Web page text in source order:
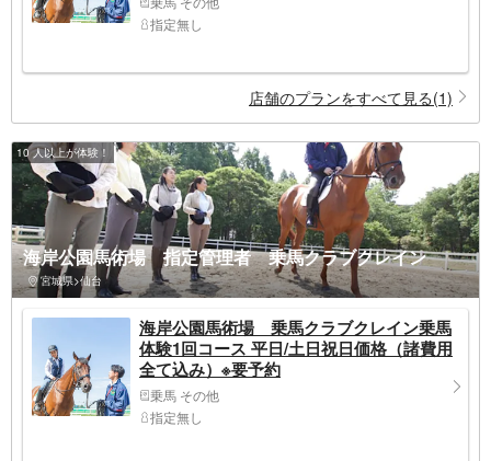
指定無し
店舗のプランをすべて見る(1)
10 人以上が体験！
海岸公園馬術場 指定管理者 乗馬クラブクレイン
宮城県>仙台
海岸公園馬術場 乗馬クラブクレイン乗馬
体験1回コース 平日/土日祝日価格（諸費用
全て込み）※要予約
乗馬 その他
指定無し